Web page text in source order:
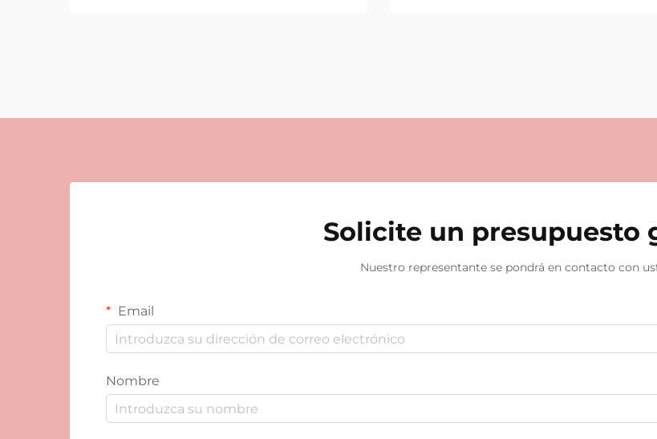
Solicite un presupuesto
Nuestro representante se pondrá en contacto con
Email
Nombre